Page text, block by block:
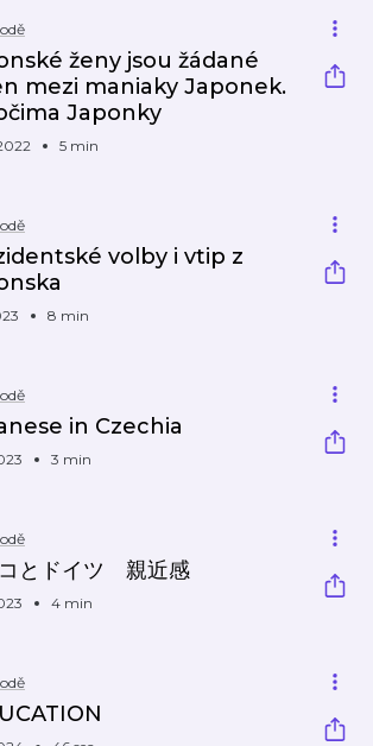
ženy jsou žádané
mezi maniaky Japonek.
Japonky
5 min
volby i vtip z
8 min
in Czechia
3 min
とドイツ 親近感
4 min